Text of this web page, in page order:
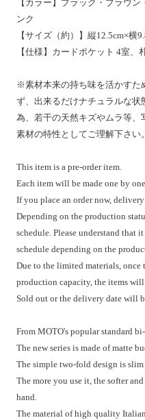
【カラー】ブラック・ブラウ
ンク
【サイズ（約）】縦12.5cm×横9
【仕様】 カードポケット 4室、
※素材本来の持ち味を活かすた
ず、出来るだけナチュラルな
為、若干の天然キズやムラ等
素材の特性としてご理解下さい。
This item is a pre-order item.
Each item will be made one by
If you place an order now,
Depending on the production
schedule. Please understand that
schedule depending on the
Due to the limited materials, once
production capacity, the items
Sold out or the delivery date will
From MOTO's popular standard
The new series is made of matte
The simple two-fold design is slim
The more you use it, the softer
hand.
The material of high quality